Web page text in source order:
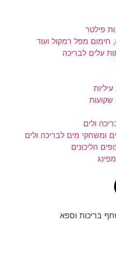
פילטר
חימום מפל רמקול ועוד
עלים לבריכה
שקועות
ולים
ומשחקי מים לבריכה ולים
הליכונים